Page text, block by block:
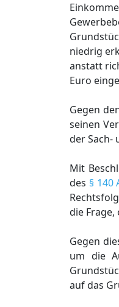
niedrig
anstatt
Euro
Gegen
seinen
der Sach-
Mit
des § 140
die
Gegen
um die
auf das